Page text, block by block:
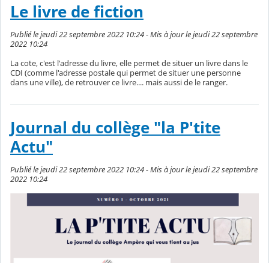
Le livre de fiction
Publié le jeudi 22 septembre 2022 10:24 - Mis à jour le jeudi 22 septembre
2022 10:24
La cote, c'est l'adresse du livre, elle permet de situer un livre dans le
CDI (comme l'adresse postale qui permet de situer une personne
dans une ville), de retrouver ce livre.... mais aussi de le ranger.
Journal du collège "la P'tite
Actu"
Publié le jeudi 22 septembre 2022 10:24 - Mis à jour le jeudi 22 septembre
2022 10:24